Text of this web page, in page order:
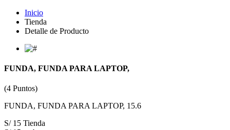
Inicio
Tienda
Detalle de Producto
FUNDA, FUNDA PARA LAPTOP,
(4 Puntos)
FUNDA, FUNDA PARA LAPTOP, 15.6
S/ 15 Tienda